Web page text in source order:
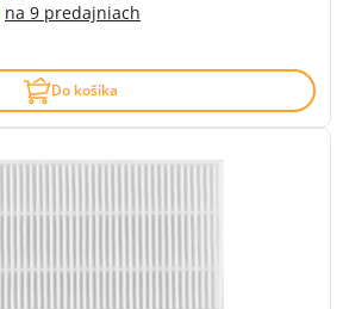
na 9 predajniach
Do košíka